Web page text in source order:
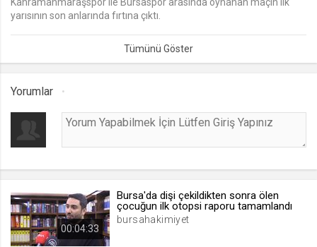
webtvs
[hash]
yarısının son anlarında fırtına çıktı.
Yorumlar
00:04:33
Bursa'da dişi çekildikten sonra ölen
çocuğun ilk otopsi raporu tamamlandı
bursahakimiyet